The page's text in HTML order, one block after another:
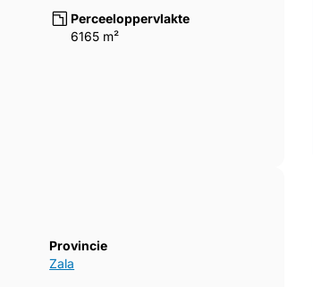
Perceeloppervlakte
6165 m²
Provincie
Zala